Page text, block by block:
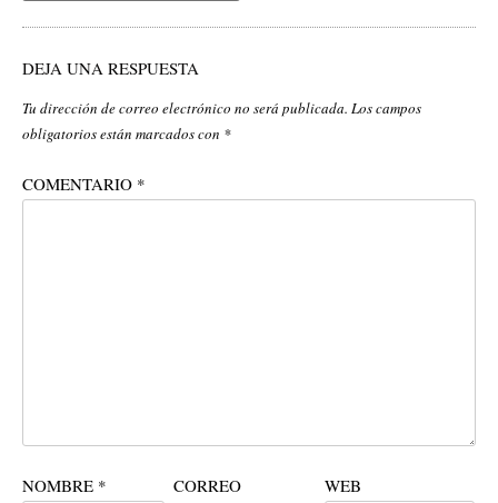
DEJA UNA RESPUESTA
Tu dirección de correo electrónico no será publicada. Los campos
obligatorios están marcados con *
COMENTARIO *
NOMBRE *
CORREO
WEB